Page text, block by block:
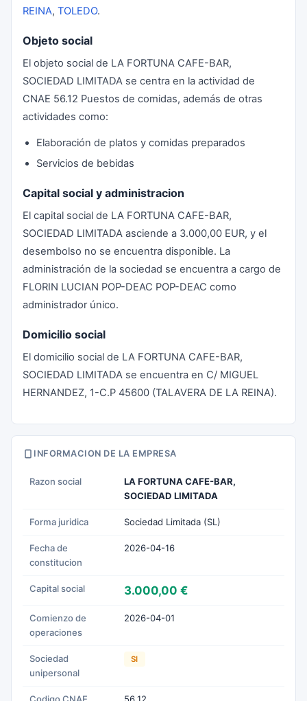
REINA, TOLEDO.
Objeto social
El objeto social de LA FORTUNA CAFE-BAR,
SOCIEDAD LIMITADA se centra en la actividad de
CNAE 56.12 Puestos de comidas, además de otras
actividades como:
Elaboración de platos y comidas preparados
Servicios de bebidas
Capital social y administracion
El capital social de LA FORTUNA CAFE-BAR,
SOCIEDAD LIMITADA asciende a 3.000,00 EUR, y el
desembolso no se encuentra disponible. La
administración de la sociedad se encuentra a cargo de
FLORIN LUCIAN POP-DEAC POP-DEAC como
administrador único.
Domicilio social
El domicilio social de LA FORTUNA CAFE-BAR,
SOCIEDAD LIMITADA se encuentra en C/ MIGUEL
HERNANDEZ, 1-C.P 45600 (TALAVERA DE LA REINA).
INFORMACION DE LA EMPRESA
Razon social
LA FORTUNA CAFE-BAR,
SOCIEDAD LIMITADA
Forma juridica Sociedad Limitada (SL)
Fecha de
constitucion
2026-04-16
Capital social 3.000,00 €
Comienzo de
operaciones
2026-04-01
Sociedad
unipersonal
SI